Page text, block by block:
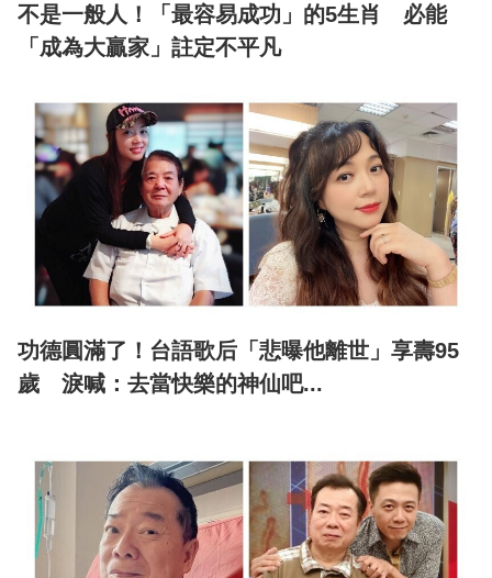
不是一般人！「最容易成功」的5生肖 必能
「成為大贏家」註定不平凡
功德圓滿了！台語歌后「悲曝他離世」享壽95
歲 淚喊：去當快樂的神仙吧...